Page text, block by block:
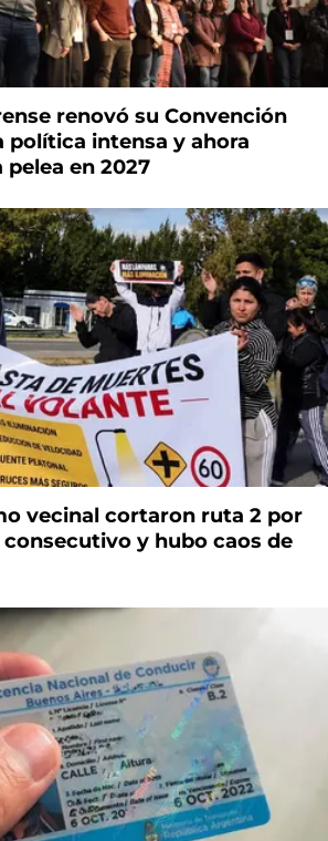
renovó su Convención
política intensa y ahora
en 2027
vecinal cortaron ruta 2 por
y hubo caos de